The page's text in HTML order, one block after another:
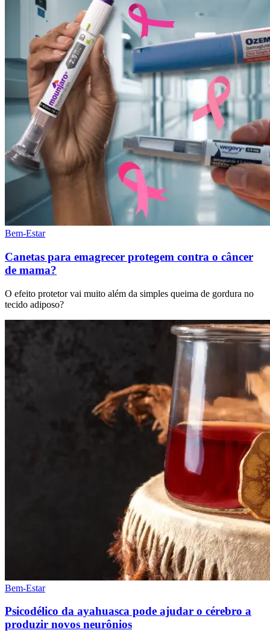
Bem-Estar
Canetas para emagrecer protegem contra o câncer
de mama?
O efeito protetor vai muito além da simples queima de gordura no
tecido adiposo?
Bem-Estar
Psicodélico da ayahuasca pode ajudar o cérebro a
produzir novos neurônios